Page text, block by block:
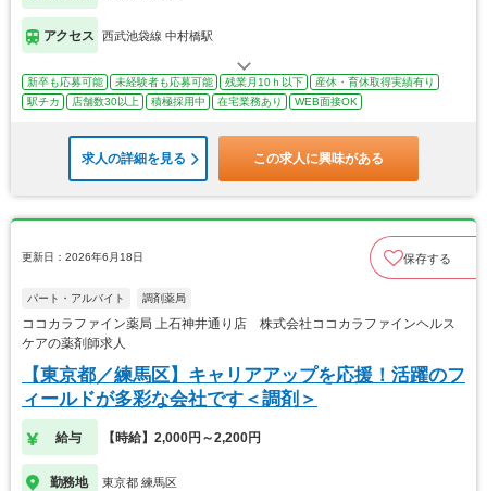
アクセス 西武池袋線 中村橋駅
新卒も応募可能 未経験者も応募可能 残業月10ｈ以下
産休・育休取得実績有り
駅チカ
店舗数30以上 積極採用中 在宅業務あり WEB面接OK
求人の詳細を見る この求人に興味がある
更新日：2026年6月18日 保存する
パート・アルバイト 調剤薬局
ココカラファイン薬局 上石神井通り店 株式会社ココカラファインヘルス
ケアの薬剤師求人
【東京都／練馬区】キャリアアップを応援！活躍のフ
ィールドが多彩な会社です＜調剤＞
給与 【時給】2,000円～2,200円
勤務地 東京都 練馬区